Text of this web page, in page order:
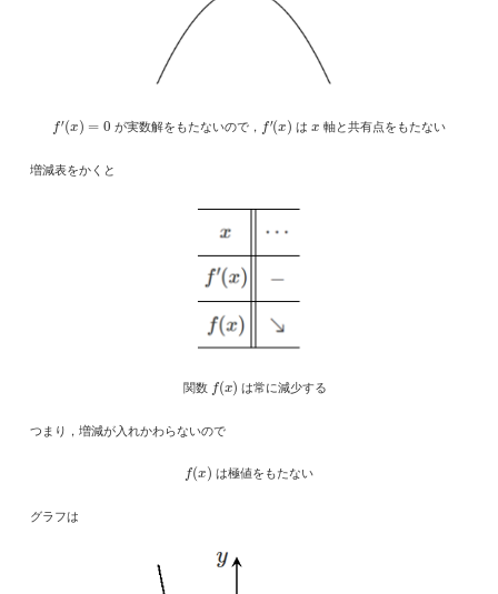
f′(x = が実数解をもたないので， ′(x は 軸と共有点をもたない
増減表をかくと
関数 (x は常に減少する
つまり，増減が入れかわらないので
f(x は極値をもたない
グラフは